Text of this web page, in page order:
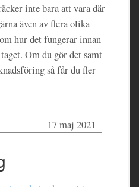
inte bara att vara där
även av flera olika
hur det fungerar innan
Om du gör det samt
så får du fler
17 maj 2021